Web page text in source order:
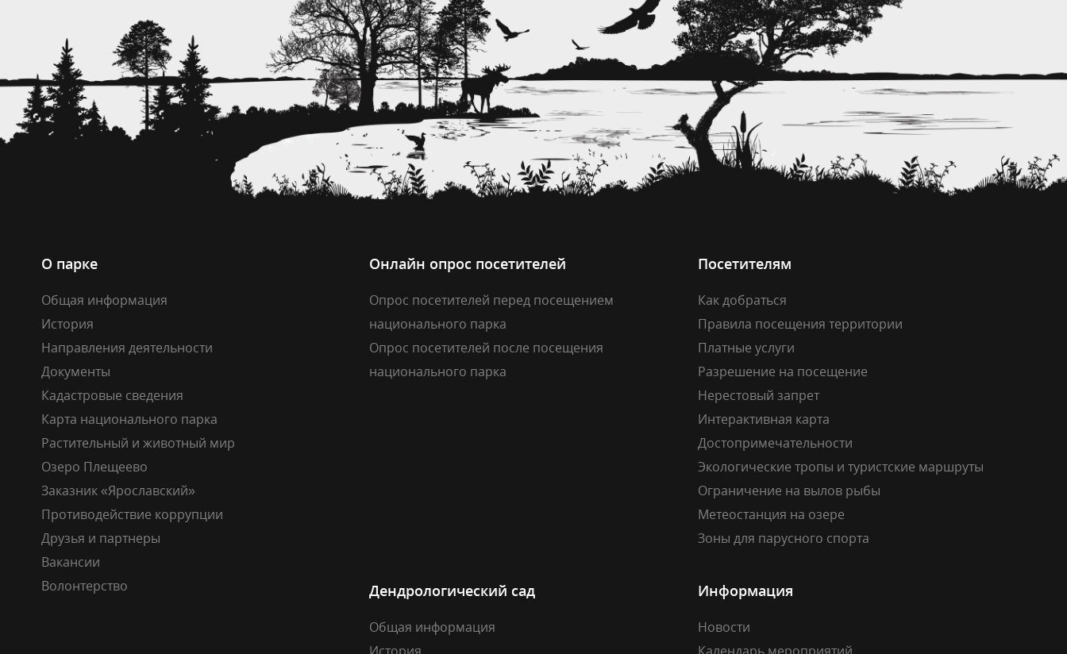
О парке
Общая информация
История
Направления деятельности
Документы
Кадастровые сведения
Карта национального парка
Растительный и животный мир
Озеро Плещеево
Заказник «Ярославский»
Противодействие коррупции
Друзья и партнеры
Вакансии
Волонтерство
Онлайн опрос посетителей
Опрос посетителей перед посещением
национального парка
Опрос посетителей после посещения
национального парка
Посетителям
Как добраться
Правила посещения территории
Платные услуги
Разрешение на посещение
Нерестовый запрет
Интерактивная карта
Достопримечательности
Экологические тропы и туристские маршруты
Ограничение на вылов рыбы
Метеостанция на озере
Зоны для парусного спорта
Дендрологический сад
Общая информация
Информация
Новости